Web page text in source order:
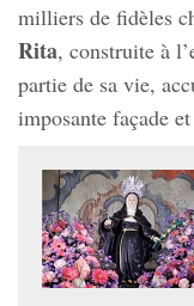
milliers de fidèles
Rita, construite à
partie de sa vie,
imposante façade